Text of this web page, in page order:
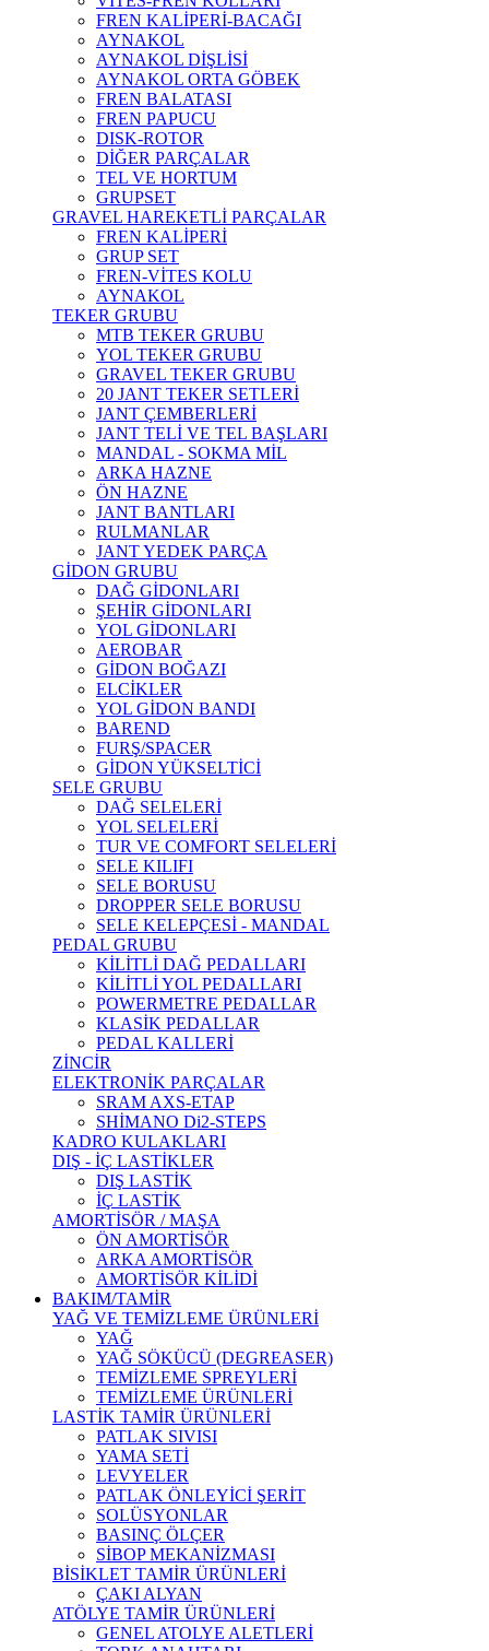
FREN KALİPERİ-BACAĞI
AYNAKOL
AYNAKOL DİŞLİSİ
AYNAKOL ORTA GÖBEK
FREN BALATASI
FREN PAPUCU
DISK-ROTOR
DİĞER PARÇALAR
TEL VE HORTUM
GRUPSET
GRAVEL HAREKETLİ PARÇALAR
FREN KALİPERİ
GRUP SET
FREN-VİTES KOLU
AYNAKOL
TEKER GRUBU
MTB TEKER GRUBU
YOL TEKER GRUBU
GRAVEL TEKER GRUBU
20 JANT TEKER SETLERİ
JANT ÇEMBERLERİ
JANT TELİ VE TEL BAŞLARI
MANDAL - SOKMA MİL
ARKA HAZNE
ÖN HAZNE
JANT BANTLARI
RULMANLAR
JANT YEDEK PARÇA
GİDON GRUBU
DAĞ GİDONLARI
ŞEHİR GİDONLARI
YOL GİDONLARI
AEROBAR
GİDON BOĞAZI
ELCİKLER
YOL GİDON BANDI
BAREND
FURŞ/SPACER
GİDON YÜKSELTİCİ
SELE GRUBU
DAĞ SELELERİ
YOL SELELERİ
TUR VE COMFORT SELELERİ
SELE KILIFI
SELE BORUSU
DROPPER SELE BORUSU
SELE KELEPÇESİ - MANDAL
PEDAL GRUBU
KİLİTLİ DAĞ PEDALLARI
KİLİTLİ YOL PEDALLARI
POWERMETRE PEDALLAR
KLASİK PEDALLAR
PEDAL KALLERİ
ZİNCİR
ELEKTRONİK PARÇALAR
SRAM AXS-ETAP
SHİMANO Di2-STEPS
KADRO KULAKLARI
DIŞ - İÇ LASTİKLER
DIŞ LASTİK
İÇ LASTİK
AMORTİSÖR / MAŞA
ÖN AMORTİSÖR
ARKA AMORTİSÖR
AMORTİSÖR KİLİDİ
BAKIM/TAMİR
YAĞ VE TEMİZLEME ÜRÜNLERİ
YAĞ
YAĞ SÖKÜCÜ (DEGREASER)
TEMİZLEME SPREYLERİ
TEMİZLEME ÜRÜNLERİ
LASTİK TAMİR ÜRÜNLERİ
PATLAK SIVISI
YAMA SETİ
LEVYELER
PATLAK ÖNLEYİCİ ŞERİT
SOLÜSYONLAR
BASINÇ ÖLÇER
SİBOP MEKANİZMASI
BİSİKLET TAMİR ÜRÜNLERİ
ÇAKI ALYAN
ATÖLYE TAMİR ÜRÜNLERİ
GENEL ATOLYE ALETLERİ